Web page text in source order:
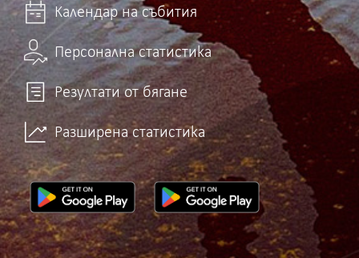
Календар на събития
Персонална статистика
Резултати от бягане
Разширена статистика